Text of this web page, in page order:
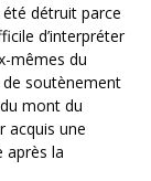
été détruit parce
d’interpréter
mêmes du
soutènement
mont du
acquis une
après la